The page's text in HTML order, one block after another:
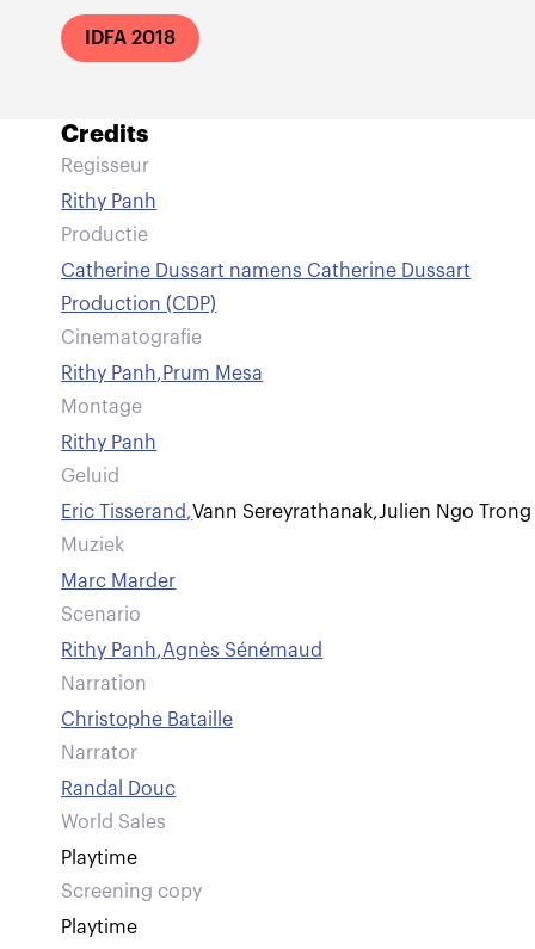
IDFA 2018
Credits
Regisseur
Rithy Panh
Productie
Catherine Dussart namens Catherine Dussart
Production (CDP)
Cinematografie
Rithy Panh,Prum Mesa
Montage
Rithy Panh
Geluid
Eric Tisserand,Vann Sereyrathanak,Julien Ngo Trong
Muziek
Marc Marder
Scenario
Rithy Panh,Agnès Sénémaud
Narration
Christophe Bataille
Narrator
Randal Douc
World Sales
Playtime
Screening copy
Playtime